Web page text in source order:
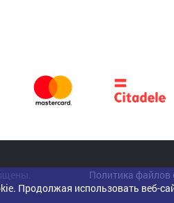
Политика файлов
Продолжая использовать веб-